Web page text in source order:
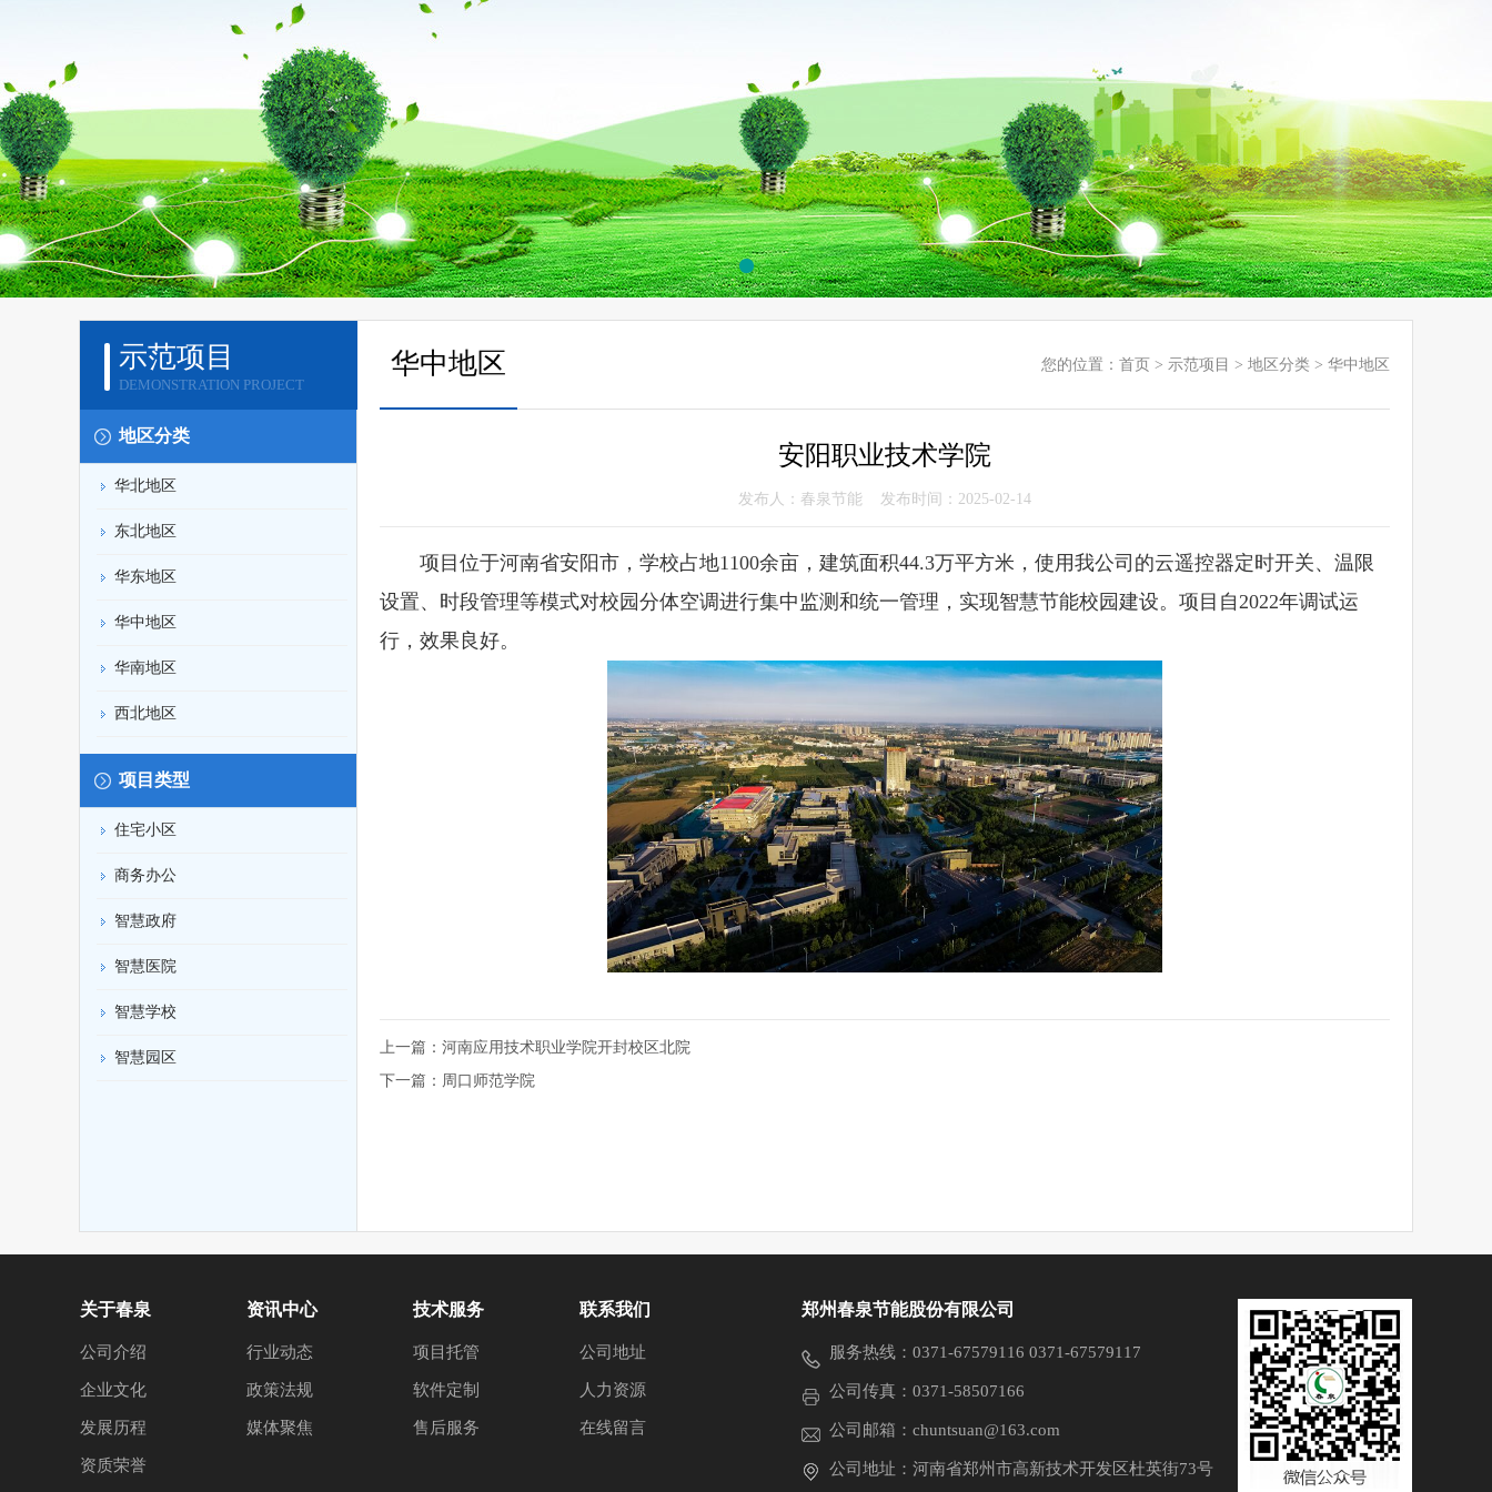
示范项目
DEMONSTRATION PROJECT
地区分类
华北地区
东北地区
华东地区
华中地区
华南地区
西北地区
项目类型
住宅小区
商务办公
智慧政府
智慧医院
智慧学校
智慧园区
您的位置： 首页 > 示范项目 > 地区分类 > 华中地区
华中地区
安阳职业技术学院
发布人：春泉节能 发布时间：2025-02-14
项目位于河南省安阳市，学校占地1100余亩，建筑面积44.3万平方米，使用我公司的云遥控器定时开关、温限
设置、时段管理等模式对校园分体空调进行集中监测和统一管理，实现智慧节能校园建设。项目自2022年调试运
行，效果良好。
上一篇： 河南应用技术职业学院开封校区北院
下一篇： 周口师范学院
关于春泉
公司介绍
企业文化
发展历程
资质荣誉
资讯中心
行业动态
政策法规
媒体聚焦
技术服务
项目托管
软件定制
售后服务
联系我们
公司地址
人力资源
在线留言
郑州春泉节能股份有限公司
服务热线：0371-67579116 0371-67579117
公司传真：0371-58507166
公司邮箱：chuntsuan@163.com
公司地址：河南省郑州市高新技术开发区杜英街73号